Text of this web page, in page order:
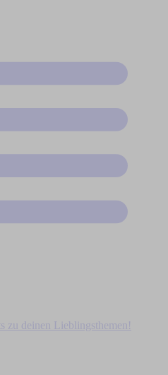
zu deinen Lieblingsthemen!